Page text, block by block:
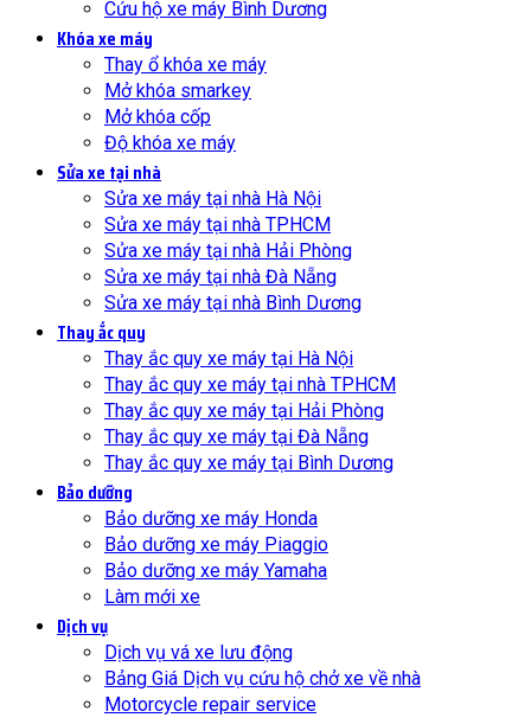
Cứu hộ xe máy Bình Dương
Khóa xe máy
Thay ổ khóa xe máy
Mở khóa smarkey
Mở khóa cốp
Độ khóa xe máy
Sửa xe tại nhà
Sửa xe máy tại nhà Hà Nội
Sửa xe máy tại nhà TPHCM
Sửa xe máy tại nhà Hải Phòng
Sửa xe máy tại nhà Đà Nẵng
Sửa xe máy tại nhà Bình Dương
Thay ắc quy
Thay ắc quy xe máy tại Hà Nội
Thay ắc quy xe máy tại nhà TPHCM
Thay ắc quy xe máy tại Hải Phòng
Thay ắc quy xe máy tại Đà Nẵng
Thay ắc quy xe máy tại Bình Dương
Bảo dưỡng
Bảo dưỡng xe máy Honda
Bảo dưỡng xe máy Piaggio
Bảo dưỡng xe máy Yamaha
Làm mới xe
Dịch vụ
Dịch vụ vá xe lưu động
Bảng Giá Dịch vụ cứu hộ chở xe về nhà
Motorcycle repair service